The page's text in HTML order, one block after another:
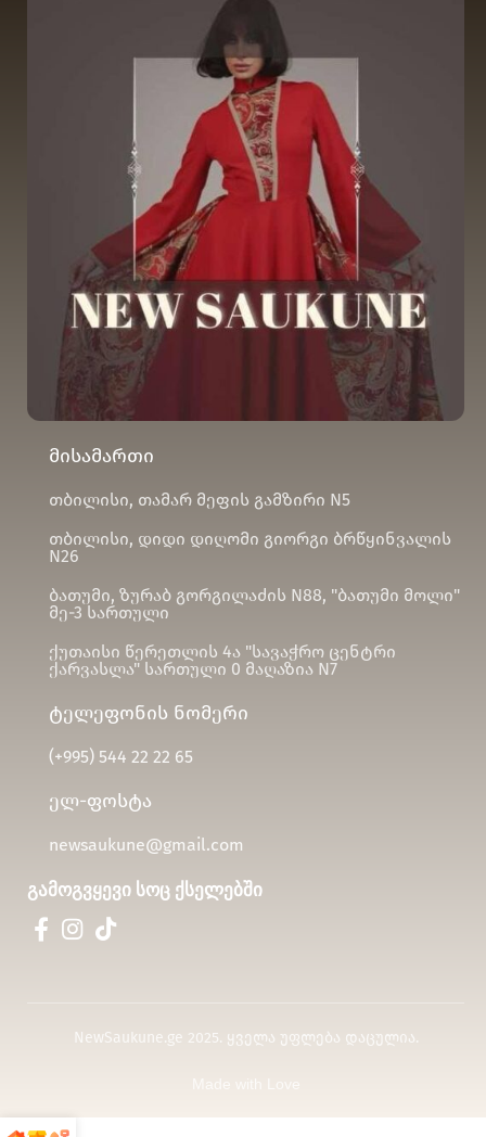
მისამართი
თბილისი, თამარ მეფის გამზირი N5
თბილისი, დიდი დიღომი გიორგი ბრწყინვალის
N26
ბათუმი, ზურაბ გორგილაძის N88, "ბათუმი მოლი"
მე-3 სართული
ქუთაისი წერეთლის 4ა "სავაჭრო ცენტრი
ქარვასლა" სართული 0 მაღაზია N7
ტელეფონის ნომერი
(+995)544 22 22 65
ელ-ფოსტა
newsaukune@gmail.com
გამოგვყევი სოც ქსელებში
NewSaukune.ge 2025. ყველა უფლება დაცულია.
Made with Love